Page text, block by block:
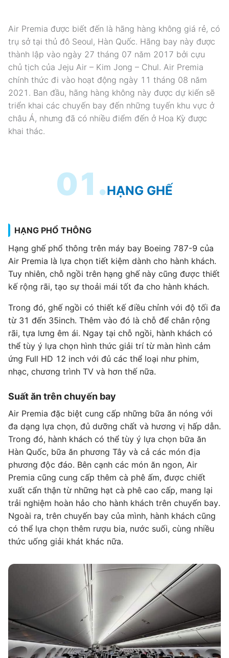
Air Premia được biết đến là hãng hàng không giá rẻ, có
trụ sở tại thủ đô Seoul, Hàn Quốc. Hãng bay này được
thành lập vào ngày 27 tháng 07 năm 2017 bởi cựu
chủ tịch của Jeju Air – Kim Jong – Chul. Air Premia
chính thức đi vào hoạt động ngày 11 tháng 08 năm
2021. Ban đầu, hãng hàng không này được dự kiến sẽ
triển khai các chuyến bay đến những tuyến khu vực ở
châu Á, nhưng đã có nhiều điểm đến ở Hoa Kỳ được
khai thác.
01.HẠNG GHẾ
HẠNG PHỔ THÔNG
Hạng ghế phổ thông trên máy bay Boeing 787-9 của
Air Premia là lựa chọn tiết kiệm dành cho hành khách.
Tuy nhiên, chỗ ngồi trên hạng ghế này cũng được thiết
kế rộng rãi, tạo sự thoải mái tốt đa cho hành khách.
Trong đó, ghế ngồi có thiết kế điều chỉnh với độ tối đa
từ 31 đến 35inch. Thêm vào đó là chỗ để chân rộng
rãi, tựa lưng êm ái. Ngay tại chỗ ngồi, hành khách có
thể tùy ý lựa chọn hình thức giải trí từ màn hình cảm
ứng Full HD 12 inch với đủ các thể loại như phim,
nhạc, chương trình TV và hơn thế nữa.
Suất ăn trên chuyến bay
Air Premia đặc biệt cung cấp những bữa ăn nóng với
đa dạng lựa chọn, đủ dưỡng chất và hương vị hấp dẫn.
Trong đó, hành khách có thể tùy ý lựa chọn bữa ăn
Hàn Quốc, bữa ăn phương Tây và cả các món địa
phương độc đáo. Bên cạnh các món ăn ngon, Air
Premia cũng cung cấp thêm cà phê ấm, được chiết
xuất cẩn thận từ những hạt cà phê cao cấp, mang lại
trải nghiệm hoàn hảo cho hành khách trên chuyến bay.
Ngoài ra, trên chuyến bay của mình, hành khách cũng
có thể lựa chọn thêm rượu bia, nước suối, cùng nhiều
thức uống giải khát khác nữa.